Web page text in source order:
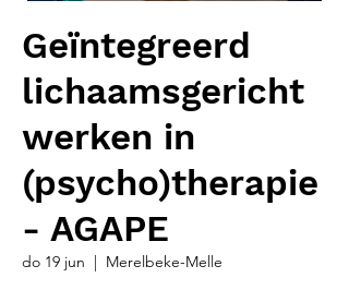
Geïntegreerd
lichaamsgericht
werken in
(psycho)therapie
- AGAPE
do 19 jun
  |
Merelbeke-Melle